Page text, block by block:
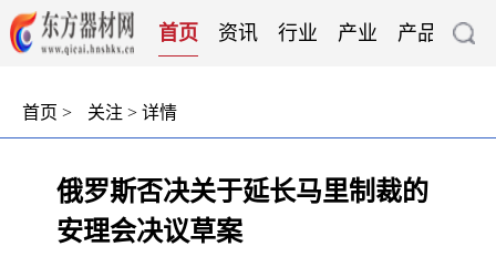
首页 资讯 行业 产业 产品 技术
首页 > 关注 > 详情
俄罗斯否决关于延长马里制裁的
安理会决议草案